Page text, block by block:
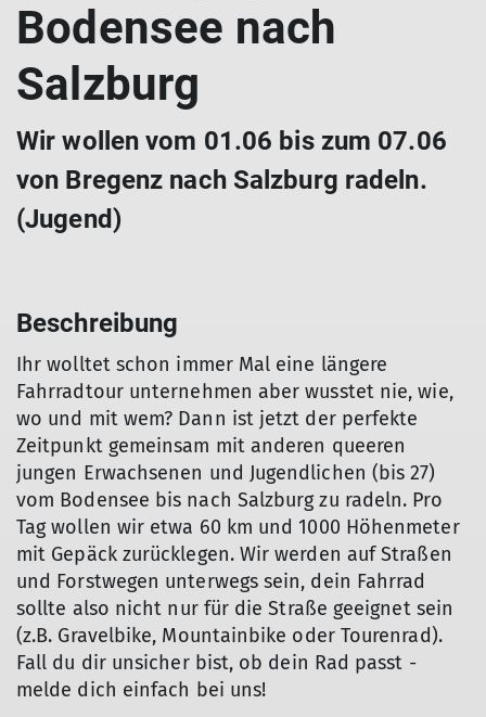
Bodensee nach
Salzburg
Wir wollen vom 01.06 bis zum 07.06
von Bregenz nach Salzburg radeln.
(Jugend)
Beschreibung
Ihr wolltet schon immer Mal eine längere
Fahrradtour unternehmen aber wusstet nie, wie,
wo und mit wem? Dann ist jetzt der perfekte
Zeitpunkt gemeinsam mit anderen queeren
jungen Erwachsenen und Jugendlichen (bis 27)
vom Bodensee bis nach Salzburg zu radeln. Pro
Tag wollen wir etwa 60 km und 1000 Höhenmeter
mit Gepäck zurücklegen. Wir werden auf Straßen
und Forstwegen unterwegs sein, dein Fahrrad
sollte also nicht nur für die Straße geeignet sein
(z.B. Gravelbike, Mountainbike oder Tourenrad).
Fall du dir unsicher bist, ob dein Rad passt -
melde dich einfach bei uns!